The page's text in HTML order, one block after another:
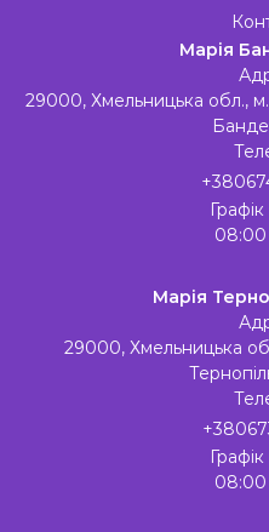
Марія
29000, Хмельницька обл.,
08:00
Марія
29000, Хмельницька
08:00